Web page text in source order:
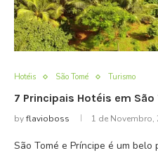
Hotéis São Tomé Turismo
7 Principais Hotéis em
byflavioboss 1 de Novembro,
São Tomé e Príncipe é um